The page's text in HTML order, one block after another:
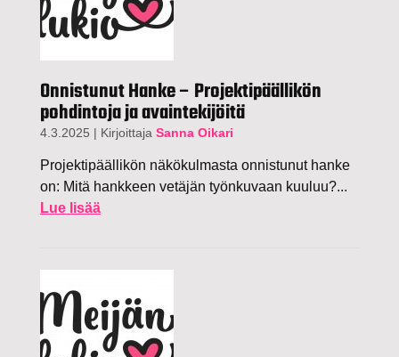
Onnistunut Hanke – Projektipäällikön
pohdintoja ja avaintekijöitä
4.3.2025 | Kirjoittaja Sanna Oikari
Projektipäällikön näkökulmasta onnistunut hanke
on: Mitä hankkeen vetäjän työnkuvaan kuuluu?...
Lue lisää